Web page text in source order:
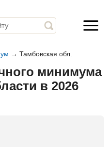
→ Тамбовская обл.
минимума
в 2026